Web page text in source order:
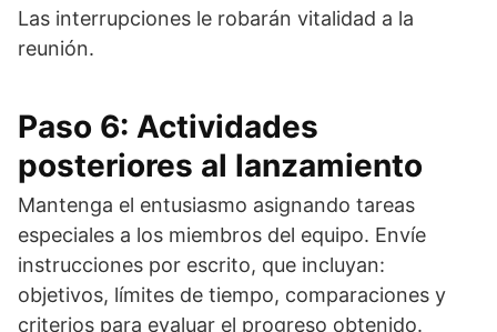
Las interrupciones le robarán vitalidad a la
reunión.
Paso 6: Actividades
posteriores al lanzamiento
Mantenga el entusiasmo asignando tareas
especiales a los miembros del equipo. Envíe
instrucciones por escrito, que incluyan:
objetivos, límites de tiempo, comparaciones y
criterios para evaluar el progreso obtenido.